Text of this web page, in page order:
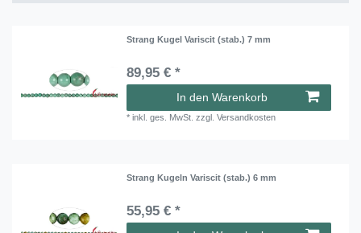
Strang Kugel Variscit (stab.) 7 mm
89,95 € *
In den Warenkorb
*inkl. ges. MwSt. zzgl.Versandkosten
Strang Kugeln Variscit (stab.) 6 mm
55,95 € *